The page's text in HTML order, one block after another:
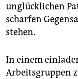
unglücklichen
scharfen
stehen.
In einem
Arbeitsgruppen